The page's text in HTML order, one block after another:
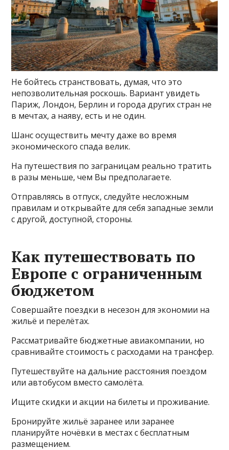
Не бойтесь странствовать, думая, что это
непозволительная роскошь. Вариант увидеть
Париж, Лондон, Берлин и города других стран не
в мечтах, а наяву, есть и не один.
Шанс осуществить мечту даже во время
экономического спада велик.
На путешествия по заграницам реально тратить
в разы меньше, чем Вы предполагаете.
Отправляясь в отпуск, следуйте несложным
правилам и открывайте для себя западные земли
с другой, доступной, стороны.
Как путешествовать по
Европе с ограниченным
бюджетом
Совершайте поездки в несезон для экономии на
жильё и перелётах.
Рассматривайте бюджетные авиакомпании, но
сравнивайте стоимость с расходами на трансфер.
Путешествуйте на дальние расстояния поездом
или автобусом вместо самолёта.
Ищите скидки и акции на билеты и проживание.
Бронируйте жильё заранее или заранее
планируйте ночёвки в местах с бесплатным
размещением.